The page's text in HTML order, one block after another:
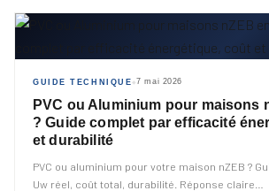
GUIDE TECHNIQUE ◆7 mai 2026
PVC ou Aluminium pour maisons
? Guide complet par efficacité
et durabilité
PVC ou aluminium pour votre maison nZEB ?
Uw réel, coût total, durabilité. Réponse claire